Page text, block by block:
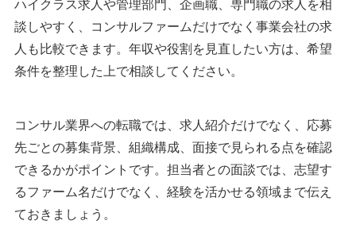
ハイクラス求人や管理部門、企画職、専門職の求人を相
談しやすく、コンサルファームだけでなく事業会社の求
人も比較できます。年収や役割を見直したい方は、希望
条件を整理した上で相談してください。
コンサル業界への転職では、求人紹介だけでなく、応募
先ごとの募集背景、組織構成、面接で見られる点を確認
できるかがポイントです。担当者との面談では、志望す
るファーム名だけでなく、経験を活かせる領域まで伝え
ておきましょう。